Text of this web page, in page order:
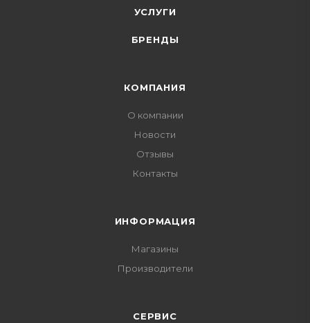
УСЛУГИ
БРЕНДЫ
КОМПАНИЯ
О компании
Новости
Отзывы
Контакты
ИНФОРМАЦИЯ
Магазины
Производители
СЕРВИС